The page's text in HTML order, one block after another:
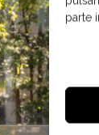
parte